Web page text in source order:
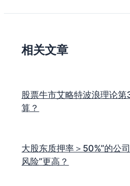
相关文章
股票牛市艾略特波浪理论
算？
大股东质押率＞50%”的公
风险”更高？